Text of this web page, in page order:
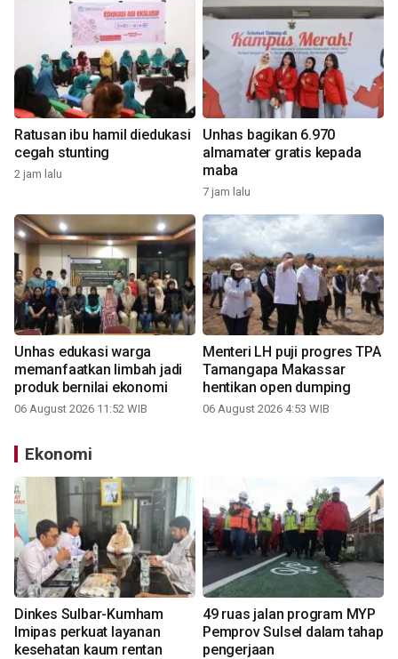
Ratusan ibu hamil diedukasi
cegah stunting
2 jam lalu
Unhas bagikan 6.970
almamater gratis kepada
maba
7 jam lalu
Unhas edukasi warga
memanfaatkan limbah jadi
produk bernilai ekonomi
06 August 2026 11:52 WIB
Menteri LH puji progres TPA
Tamangapa Makassar
hentikan open dumping
06 August 2026 4:53 WIB
Ekonomi
Dinkes Sulbar-Kumham
Imipas perkuat layanan
kesehatan kaum rentan
49 ruas jalan program MYP
Pemprov Sulsel dalam tahap
pengerjaan